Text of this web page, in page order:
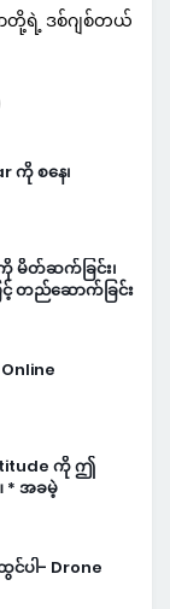
မာတို့ရဲ့ ဒစ်ဂျစ်တယ်
ကို စနေ၊
မိတ်ဆက်ခြင်း၊
င့် တည်ဆောက်ခြင်း
Online
ကို ဤ
* အခမဲ့
ပါ- Drone